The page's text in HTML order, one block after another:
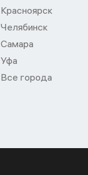
Красноярск
Челябинск
Самара
Уфа
Все города